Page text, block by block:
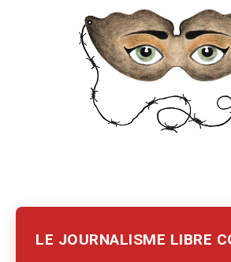
LE JOURNALISME LIBRE